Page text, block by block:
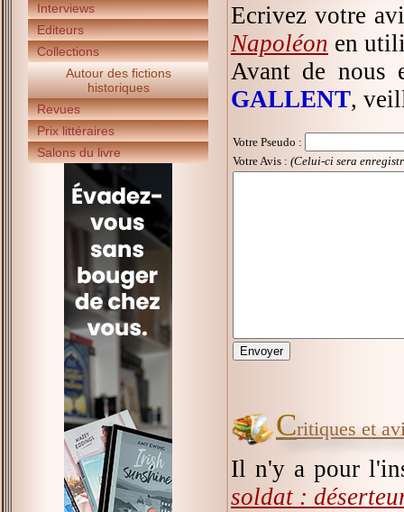
Interviews
Editeurs
Collections
Autour des fictions
historiques
Revues
Prix littéraires
Salons du livre
Ecrivez votre
Napoléon en
Avant de nous
GALLENT,
Votre Pseudo :
Votre Avis : (Celui-ci sera
Critiques et
Il n'y a pour
soldat :